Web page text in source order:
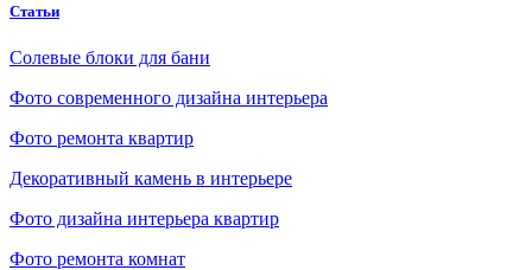
Статьи
Солевые блоки для бани
Фото современного дизайна интерьера
Фото ремонта квартир
Декоративный камень в интерьере
Фото дизайна интерьера квартир
Фото ремонта комнат